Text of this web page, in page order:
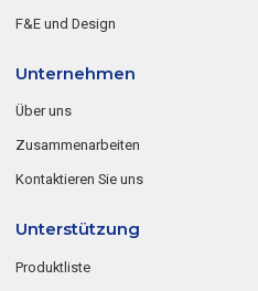
F&E und Design
Unternehmen
Über uns
Zusammenarbeiten
Kontaktieren Sie uns
Unterstützung
Produktliste